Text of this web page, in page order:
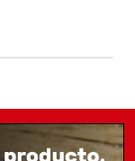
un
y el
una forma